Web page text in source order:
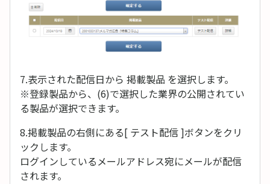
7.表示された配信日から 掲載製品 を選択します。
※登録製品から、(6)で選択した業界の公開されてい
る製品が選択できます。
8.掲載製品の右側にある[ テスト配信 ]ボタンをクリ
ックします。
ログインしているメールアドレス宛にメールが配信
されます。